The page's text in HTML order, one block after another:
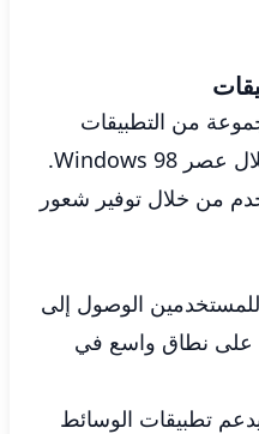
من التطبيقات
والأدوات التي كانت مميزة خلال عصر Windows 98.
من خلال توفير شعور
الوصول إلى
على نطاق واسع في
تطبيقات الوسائط